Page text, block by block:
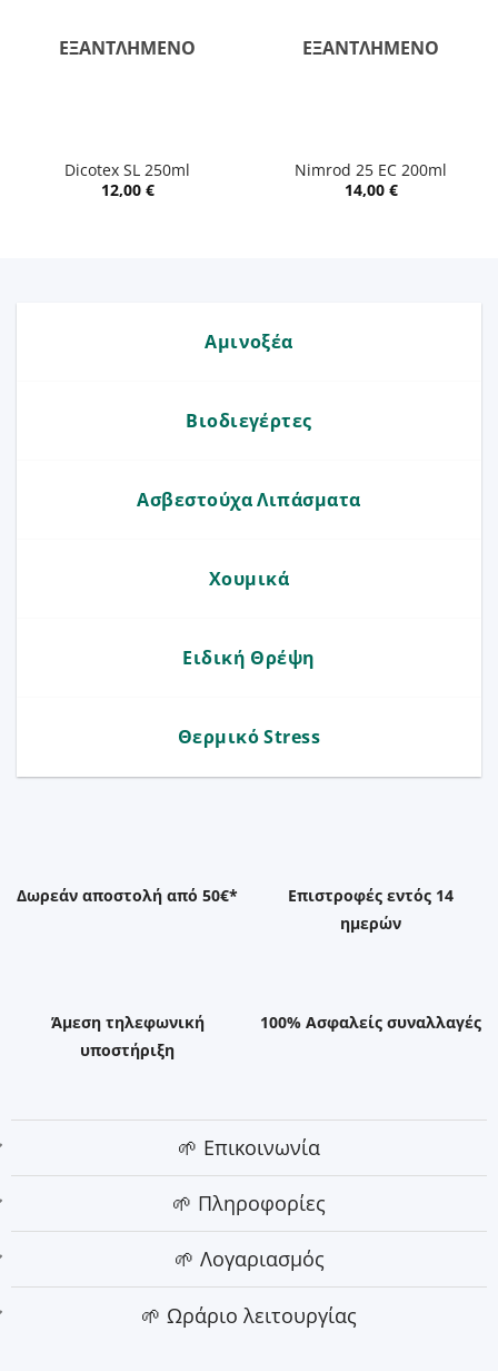
ΕΞΑΝΤΛΗΜΈΝΟ
Dicotex SL 250ml
12,00 €
ΕΞΑΝΤΛΗΜΈΝΟ
Nimrod 25 EC 200ml
14,00 €
Αμινοξέα
Βιοδιεγέρτες
Ασβεστούχα Λιπάσματα
Χουμικά
Ειδική Θρέψη
Θερμικό Stress
Δωρεάν αποστολή από 50€*
Επιστροφές εντός 14
ημερών
Άμεση τηλεφωνική
υποστήριξη
100% Ασφαλείς συναλλαγές
🌱 Επικοινωνία
🌱 Πληροφορίες
🌱 Λογαριασμός
🌱 Ωράριο λειτουργίας